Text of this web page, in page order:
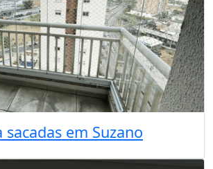
em Suzano